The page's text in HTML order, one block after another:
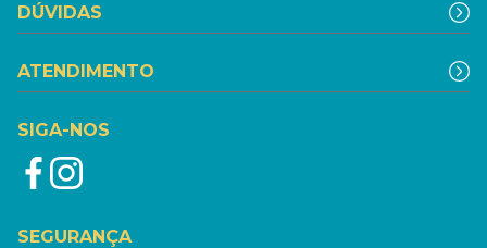
DÚVIDAS
ATENDIMENTO
SIGA-NOS
SEGURANÇA